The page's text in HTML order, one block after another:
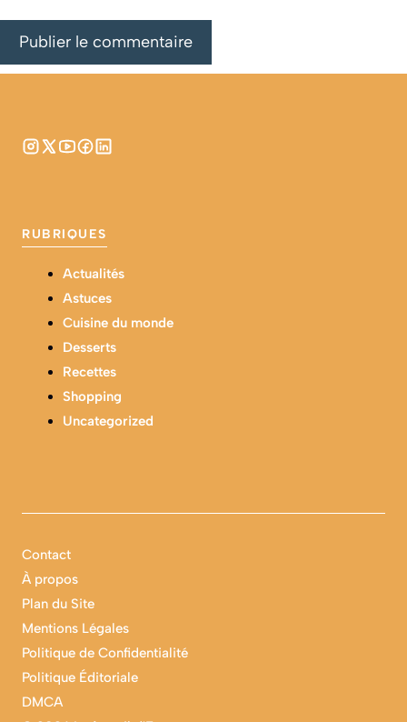
RUBRIQUES
Actualités
Astuces
Cuisine du monde
Desserts
Recettes
Shopping
Uncategorized
Contact
À propos
Plan du Site
Mentions Légales
Politique de Confidentialité
Politique Éditoriale
DMCA